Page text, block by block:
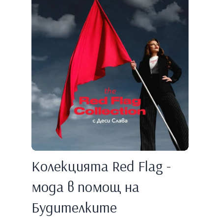
Колекцията Red Flag -
мода в помощ на
Будителките